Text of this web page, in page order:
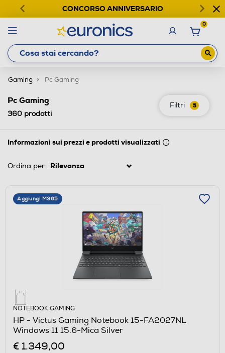
CONCORSO ANNIVERSARIO
0
Gaming Pc Gaming
Filtri 5
Pc Gaming
360 prodotti
Informazioni sui prezzi e prodotti visualizzati
Ordina per:
Aggiungi M365
NOTEBOOK GAMING
HP - Victus Gaming Notebook 15-FA2027NL
Windows 11 15.6-Mica Silver
€ 1.349,00